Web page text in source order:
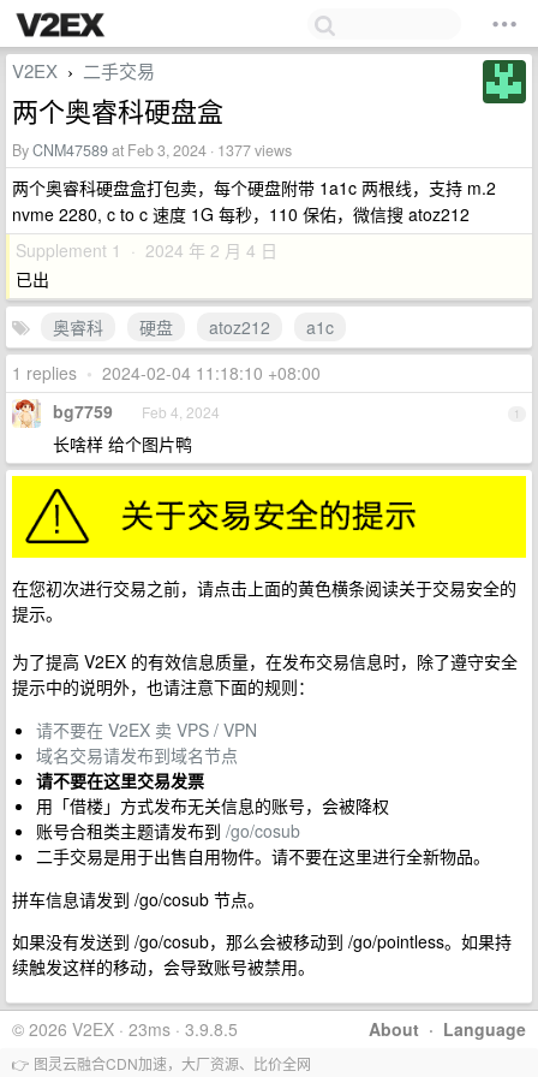
V2EX › 二手交易
两个奥睿科硬盘盒
ByCNM47589at Feb 3, 2024 · 1377 views
两个奥睿科硬盘盒打包卖，每个硬盘附带 1a1c 两根线，支持 m.2
nvme 2280, c to c 速度 1G 每秒，110 保佑，微信搜 atoz212
Supplement 1 · 2024 年 2 月 4 日
已出
奥睿科
硬盘 atoz212
a1c
1 replies • 2024-02-04 11:18:10 +08:00
1
bg7759 Feb 4, 2024
长啥样 给个图片鸭
在您初次进行交易之前，请点击上面的黄色横条阅读关于交易安全的
提示。
为了提高 V2EX 的有效信息质量，在发布交易信息时，除了遵守安全
提示中的说明外，也请注意下面的规则：
请不要在 V2EX 卖 VPS / VPN
域名交易请发布到域名节点
请不要在这里交易发票
用「借楼」方式发布无关信息的账号，会被降权
账号合租类主题请发布到 /go/cosub
二手交易是用于出售自用物件。请不要在这里进行全新物品。
拼车信息请发到 /go/cosub 节点。
如果没有发送到 /go/cosub，那么会被移动到 /go/pointless。如果持
续触发这样的移动，会导致账号被禁用。
About · Language
© 2026 V2EX · 23ms · 3.9.8.5
👉 图灵云融合CDN加速，大厂资源、比价全网